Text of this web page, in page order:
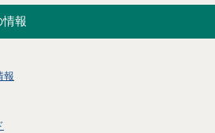
情報
報